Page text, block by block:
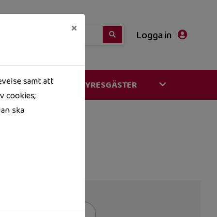
Logga in
FÖR VÅRA HYRESGÄSTER
Fastigheter
×
samt att
cookies;
ska